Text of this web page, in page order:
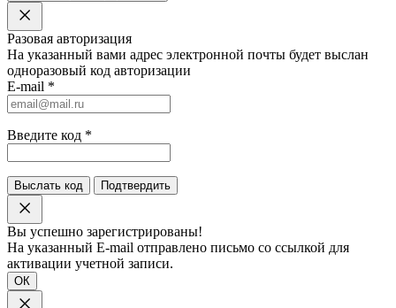
Разовая авторизация
На указанный вами адрес электронной почты будет выслан
одноразовый код авторизации
E-mail *
Введите код *
Выслать код Подтвердить
Вы успешно зарегистрированы!
На указанный E-mail отправлено письмо со ссылкой для
активации учетной записи.
ОК